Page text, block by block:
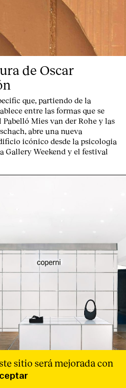
de Oscar
que, partiendo de la
entre las formas que se
Mies van der Rohe y las
abre una nueva
icónico desde la psicologia
Gallery Weekend y el festival
sitio será mejorada con